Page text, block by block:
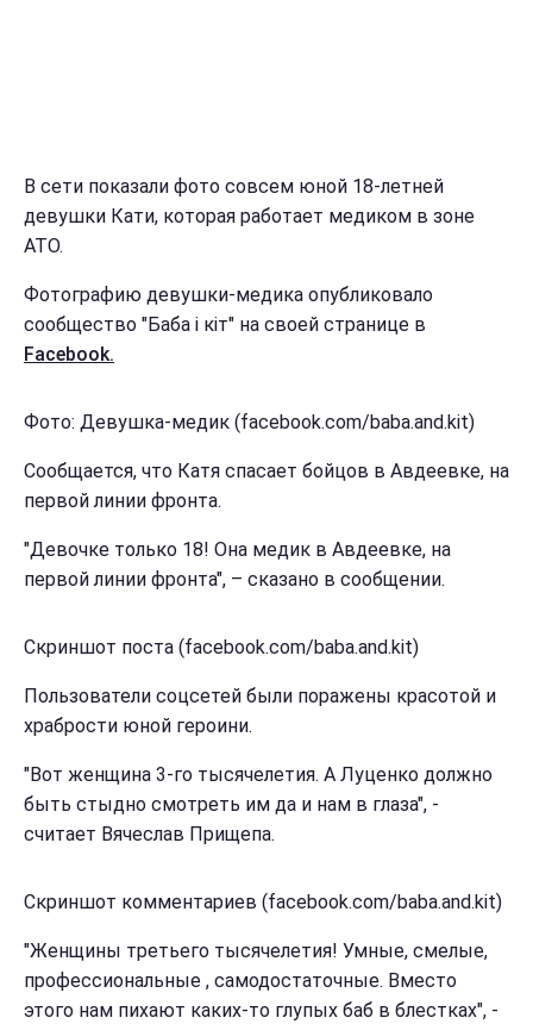
В сети показали фото совсем юной 18-летней
девушки Кати, которая работает медиком в зоне
АТО.
Фотографию девушки-медика опубликовало
сообщество "Баба і кіт" на своей странице в
Facebook.
Фото: Девушка-медик (facebook.com/baba.and.kit)
Сообщается, что Катя спасает бойцов в Авдеевке, на
первой линии фронта.
"Девочке только 18! Она медик в Авдеевке, на
первой линии фронта", – сказано в сообщении.
Скриншот поста (facebook.com/baba.and.kit)
Пользователи соцсетей были поражены красотой и
храбрости юной героини.
"Вот женщина 3-го тысячелетия. А Луценко должно
быть стыдно смотреть им да и нам в глаза", -
считает Вячеслав Прищепа.
Скриншот комментариев (facebook.com/baba.and.kit)
"Женщины третьего тысячелетия! Умные, смелые,
профессиональные , самодостаточные. Вместо
этого нам пихают каких-то глупых баб в блестках", -